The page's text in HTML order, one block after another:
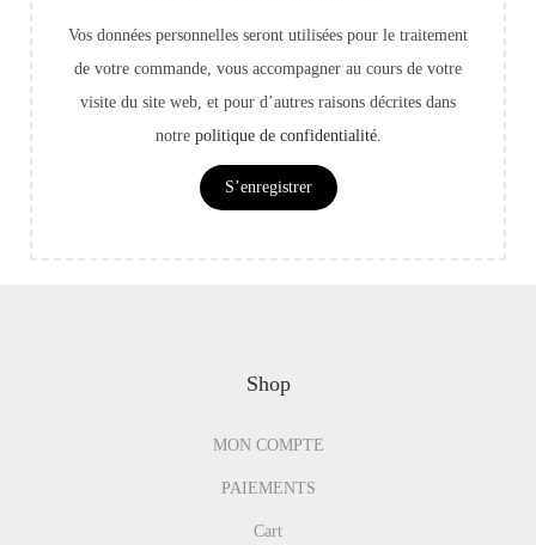
Vos données personnelles seront utilisées pour le traitement
de votre commande, vous accompagner au cours de votre
visite du site web, et pour d’autres raisons décrites dans
notre politique de confidentialité.
S’enregistrer
Shop
MON COMPTE
PAIEMENTS
Cart